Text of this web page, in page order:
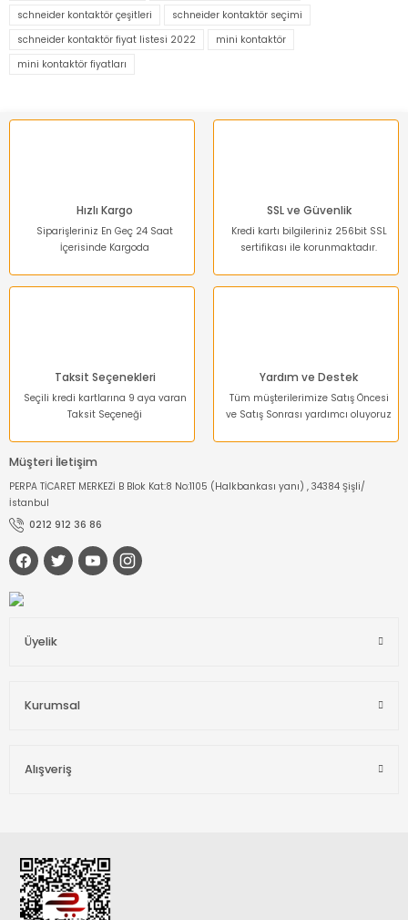
Ürün resmi kalitesiz, bozuk veya görüntülenemiyor.
Ürün açıklamasında eksik bilgiler bulunuyor.
schneider kontaktör çeşitleri
schneider kontaktör seçimi
schneider kontaktör fiyat listesi 2022
mini kontaktör
mini kontaktör fiyatları
Hızlı Kargo
Siparişleriniz En Geç 24 Saat
İçerisinde Kargoda
SSL ve Güvenlik
Kredi kartı bilgileriniz 256bit SSL
sertifikası ile korunmaktadır.
Taksit Seçenekleri
Seçili kredi kartlarına 9 aya varan
Taksit Seçeneği
Yardım ve Destek
Tüm müşterilerimize Satış Öncesi
ve Satış Sonrası yardımcı oluyoruz
Müşteri İletişim
PERPA TİCARET MERKEZİ B Blok Kat:8 No:1105 (Halkbankası yanı) , 34384 Şişli/
İstanbul
0212 912 36 86
Üyelik
Kurumsal
Alışveriş